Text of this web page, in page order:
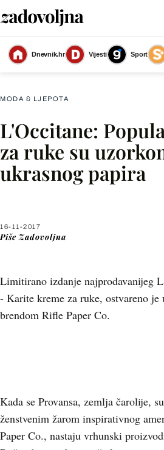
Dnevnik.hr Vijesti Sport
Limitirano izdanje poznate L\'Occitane
MODA & LJEPOTA
L'Occitane:
za ruke su
ukrasnog papira
16-11-2017
Piše Zadovoljna
Limitirano izdanje najprodavanijeg
- Karite kreme za ruke, ostvareno
brendom Rifle Paper Co.
Facebook
X
Kada se Provansa, zemlja čarolije,
ženstvenim žarom inspirativnog
Paper Co., nastaju vrhunski